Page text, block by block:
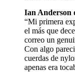
Ian Anderson
“Mi primera
el más que
correo un
Con algo
cuerdas de
apenas era